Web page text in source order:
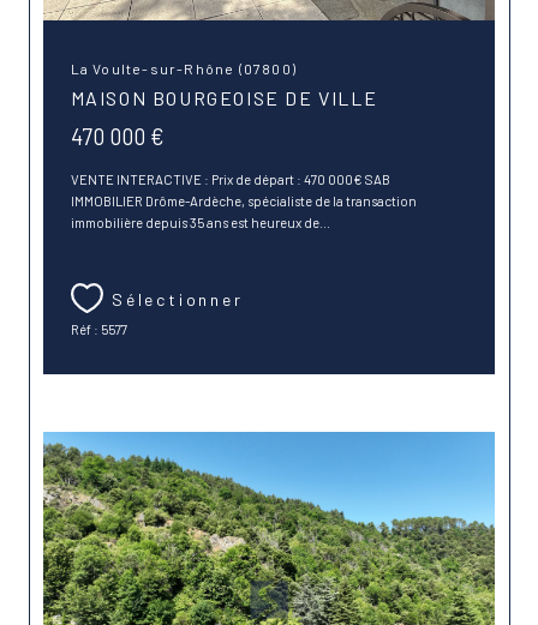
La Voulte-sur-Rhône (07800)
MAISON BOURGEOISE DE VILLE
470 000 €
VENTE INTERACTIVE : Prix de départ : 470 000€ SAB
IMMOBILIER Drôme-Ardèche, spécialiste de la transaction
immobilière depuis 35 ans est heureux de...
Sélectionner
Réf : 5577